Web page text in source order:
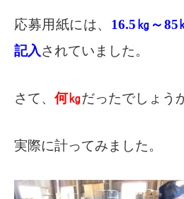
応募用紙には、 16.5㎏～
記入されていました。
さて、 何㎏だったでしょう
実際に計ってみました。